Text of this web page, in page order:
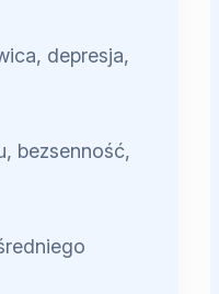
depresja,
bezsenność,